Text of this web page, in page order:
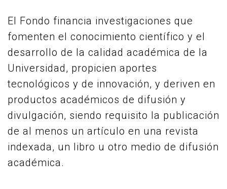
El Fondo financia investigaciones que
fomenten el conocimiento científico y el
desarrollo de la calidad académica de la
Universidad, propicien aportes
tecnológicos y de innovación, y deriven en
productos académicos de difusión y
divulgación, siendo requisito la publicación
de al menos un artículo en una revista
indexada, un libro u otro medio de difusión
académica.